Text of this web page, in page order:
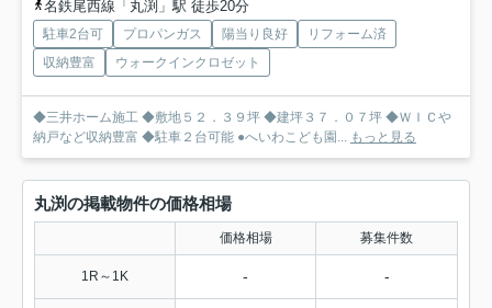
名鉄尾西線「丸渕」駅 徒歩20分
駐車2台可 プロパンガス 陽当り良好
リフォーム済
収納豊富
ウォークインクロゼット
◆三井ホーム施工 ◆敷地５２．３９坪 ◆建坪３７．０７坪 ◆ＷＩＣや
納戸など収納豊富 ◆駐車２台可能 ●へいわこども園... もっと見る
丸渕の掲載物件の価格相場
価格相場 募集件数
1R～1K - -